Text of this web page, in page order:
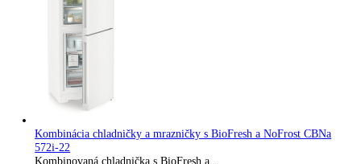
Voľne stojaca chladnička s BioFresh SRBsfc 5220-22
Voľne stojaca chladnička s BioFresh...
1.299,00€
Do košíka
AVAILABILITY:
Kombinácia chladničky a mrazničky s BioFresh a NoFrost
573i-22
Kombinovaná chladnicka s BioFresh a...